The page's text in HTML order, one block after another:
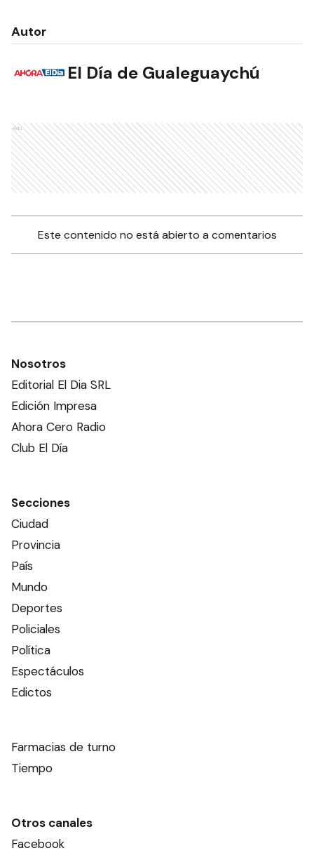
Autor
El Día de Gualeguaychú
Ads
Este contenido no está abierto a comentarios
Nosotros
Editorial El Dia SRL
Edición Impresa
Ahora Cero Radio
Club El Día
Secciones
Ciudad
Provincia
País
Mundo
Deportes
Policiales
Política
Espectáculos
Edictos
Farmacias de turno
Tiempo
Otros canales
Facebook